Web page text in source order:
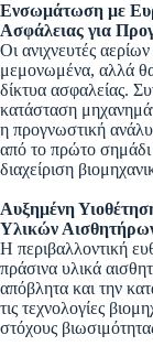
Ενσωμάτωση με
Ασφάλειας για
Οι ανιχνευτές
μεμονωμένα, αλλά
δίκτυα ασφαλείας.
κατάσταση
η προγνωστική
από το πρώτο
διαχείριση
Αυξημένη
Υλικών
Η περιβαλλοντική
πράσινα υλικά
απόβλητα και την
τις τεχνολογίες
στόχους